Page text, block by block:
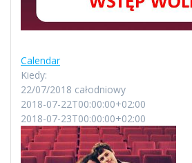
Calendar
Kiedy:
22/07/2018 całodniowy
2018-07-22T00:00:00+02:00
2018-07-23T00:00:00+02:00